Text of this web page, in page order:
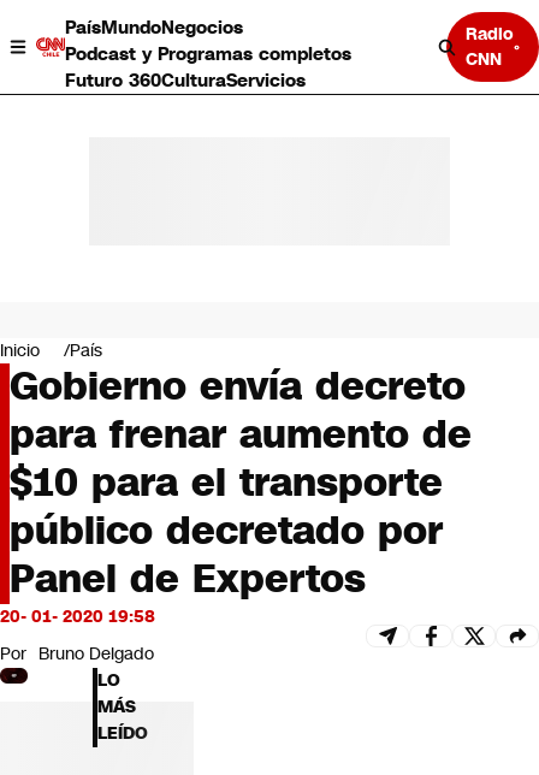
PaísMundoNegocios
Podcast y Programas completos
Futuro 360CulturaServicios
Radio
CNN
Negocios
Deportes
Programas completos
Cultura
Servicios
Bits
CNN Data
CNN tiempo
Futuro 360
Opinión
Inicio País
Gobierno envía decreto
para frenar aumento de
$10 para el transporte
público decretado por
Panel de Expertos
20- 01- 2020 19:58
Por Bruno Delgado
LO
MÁS
LEÍDO